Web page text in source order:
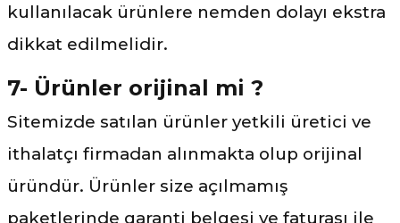
kullanılacak ürünlere nemden dolayı ekstra
dikkat edilmelidir.
7- Ürünler orijinal mi ?
Sitemizde satılan ürünler yetkili üretici ve
ithalatçı firmadan alınmakta olup orijinal
üründür. Ürünler size açılmamış
paketlerinde garanti belgesi ve faturası ile